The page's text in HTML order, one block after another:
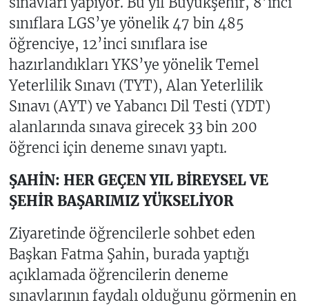
sınıflara LGS’ye yönelik 47 bin 485
öğrenciye, 12’inci sınıflara ise
hazırlandıkları YKS’ye yönelik Temel
Yeterlilik Sınavı (TYT), Alan Yeterlilik
Sınavı (AYT) ve Yabancı Dil Testi (YDT)
alanlarında sınava girecek 33 bin 200
öğrenci için deneme sınavı yaptı.
ŞAHİN: HER GEÇEN YIL BİREYSEL VE
ŞEHİR BAŞARIMIZ YÜKSELİYOR
Ziyaretinde öğrencilerle sohbet eden
Başkan Fatma Şahin, burada yaptığı
açıklamada öğrencilerin deneme
sınavlarının faydalı olduğunu görmenin en